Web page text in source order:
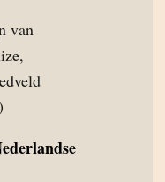
van